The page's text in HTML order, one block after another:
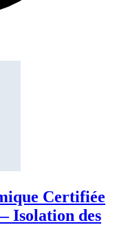
Certifiée
Isolation des